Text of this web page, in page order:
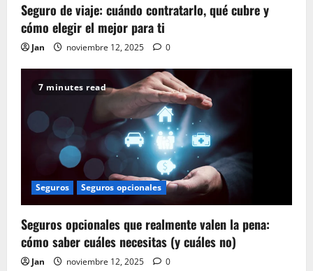
Seguro de viaje: cuándo contratarlo, qué cubre y
cómo elegir el mejor para ti
Jan noviembre 12, 2025 0
7 minutes read
Seguros Seguros opcionales
Seguros opcionales que realmente valen la pena:
cómo saber cuáles necesitas (y cuáles no)
Jan noviembre 12, 2025 0